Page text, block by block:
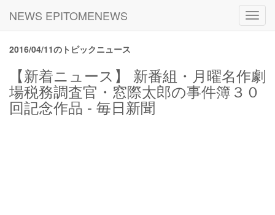
NEWS EPITOMENEWS
2016/04/11のトピックニュース
【新着ニュース】 新番組・月曜名作劇
場税務調査官・窓際太郎の事件簿３０
回記念作品 - 毎日新聞